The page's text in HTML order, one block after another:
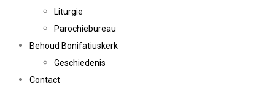
Liturgie
Parochiebureau
Behoud Bonifatiuskerk
Geschiedenis
Contact